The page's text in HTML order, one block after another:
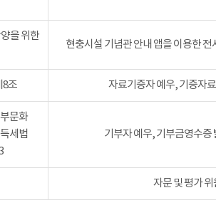
을 위한
현충시설 기념관 안내 앱을 이용한 전
8조 자료기증자 예우, 기증자
문화
세법
기부자 예우, 기부금영수증
자문 및 평가 위